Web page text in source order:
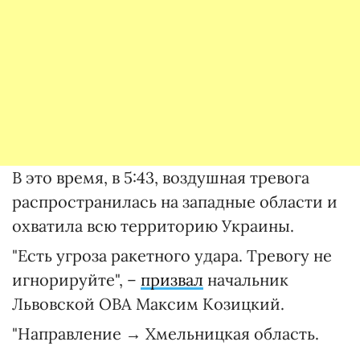
В это время, в 5:43, воздушная тревога
распространилась на западные области и
охватила всю территорию Украины.
"Есть угроза ракетного удара. Тревогу не
игнорируйте", – призвал начальник
Львовской ОВА Максим Козицкий.
"Направление → Хмельницкая область.